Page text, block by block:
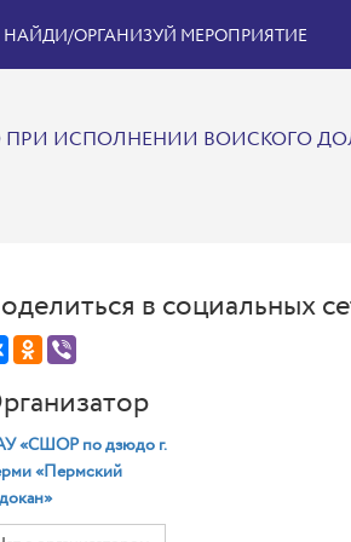
НАЙДИ/ОРГАНИЗУЙ МЕРОПРИЯТИЕ
ПРИ ИСПОЛНЕНИИ ВОИСКОГО
в социальных
«СШОР по дзюдо г.
«Пермский